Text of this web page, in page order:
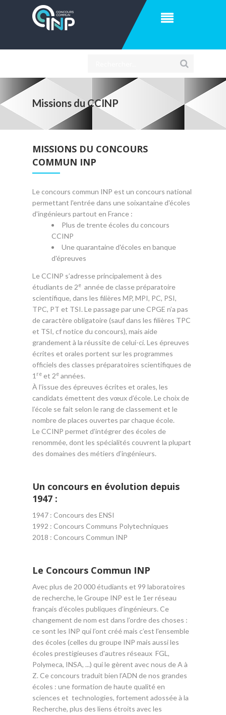
Missions du CCINP
MISSIONS DU CONCOURS
COMMUN INP
Le concours commun INP est un concours national
permettant l'entrée dans une soixantaine d'écoles
d'ingénieurs partout en France :
Plus de trente écoles du concours
CCINP
Une quarantaine d'écoles en banque
d'épreuves
Le CCINP s’adresse principalement à des
étudiants de 2e année de classe préparatoire
scientifique, dans les filières MP, MPI, PC, PSI,
TPC, PT et TSI. Le passage par une CPGE n’a pas
de caractère obligatoire (sauf dans les filières TPC
et TSI, cf notice du concours), mais aide
grandement à la réussite de celui-ci. Les épreuves
écrites et orales portent sur les programmes
officiels des classes préparatoires scientifiques de
1 re et 2e années.
À l’issue des épreuves écrites et orales, les
candidats émettent des vœux d’école. Le choix de
l’école se fait selon le rang de classement et le
nombre de places ouvertes par chaque école.
Le CCINP permet d’intégrer des écoles de
renommée, dont les spécialités couvrent la plupart
des domaines des métiers d’ingénieurs.
Un concours en évolution depuis
1947 :
1947 : Concours des ENSI
1992 : Concours Communs Polytechniques
2018 : Concours Commun INP
Le Concours Commun INP
Avec plus de 20 000 étudiants et 99 laboratoires
de recherche, le Groupe INP est le 1er réseau
français d’écoles publiques d’ingénieurs. Ce
changement de nom est dans l’ordre des choses :
ce sont les INP qui l’ont créé mais c’est l’ensemble
des écoles (celles du groupe INP mais aussi les
écoles prestigieuses d'autres réseaux FGL,
Polymeca, INSA, ...) qui le gèrent avec nous de A à
Z. Ce concours traduit bien l’ADN de nos grandes
écoles : une formation de haute qualité en
sciences et technologies, fortement adossée à la
Recherche, plus des liens étroits avec les